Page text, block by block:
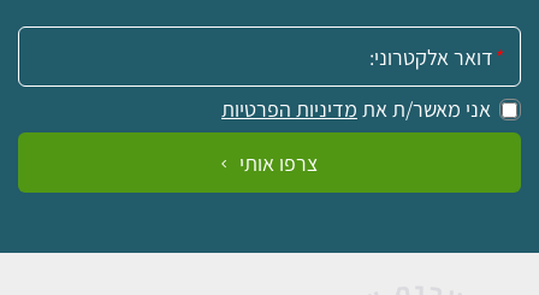
אימייל:
אני מאשר/ת את מדיניות הפרטיות
צרפו אותי